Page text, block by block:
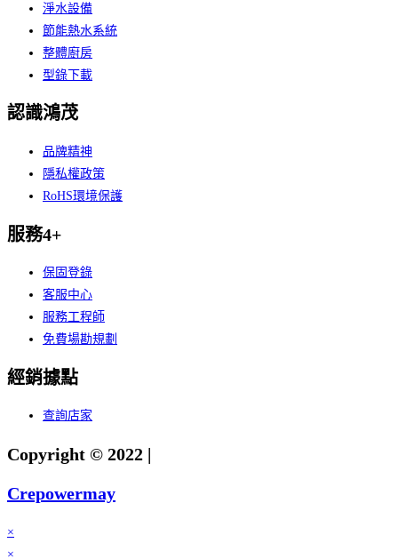
淨水設備
節能熱水系統
整體廚房
型錄下載
認識鴻茂
品牌精神
隱私權政策
RoHS環境保護
服務4+
保固登錄
客服中心
服務工程師
免費場勘規劃
經銷據點
查詢店家
Copyright © 2022 |
Crepowermay
×
×